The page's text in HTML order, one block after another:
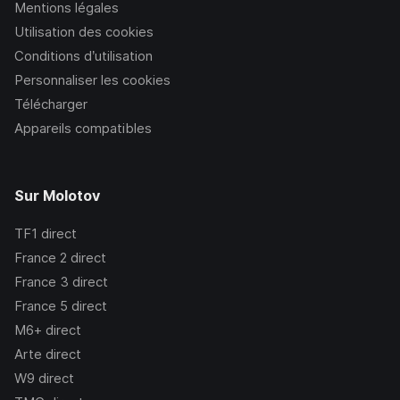
Mentions légales
Utilisation des cookies
Conditions d’utilisation
Personnaliser les cookies
Télécharger
Appareils compatibles
Sur Molotov
TF1 direct
France 2 direct
France 3 direct
France 5 direct
M6+ direct
Arte direct
W9 direct